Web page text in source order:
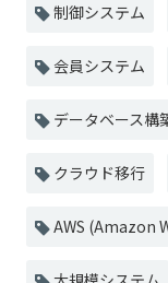
制御システム
会員システム
データベース構
クラウド移行
AWS (Amazon